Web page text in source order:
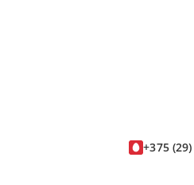
+375 (29)